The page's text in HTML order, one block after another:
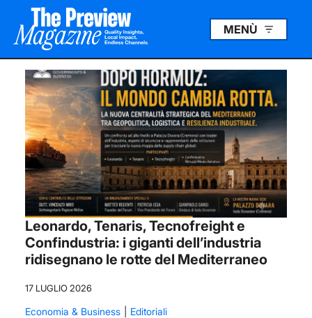
MENÙ
Leonardo, Tenaris, Tecnofreight e
Confindustria: i giganti dell’industria
ridisegnano le rotte del Mediterraneo
17 LUGLIO 2026
Economia & Business
Editoriali